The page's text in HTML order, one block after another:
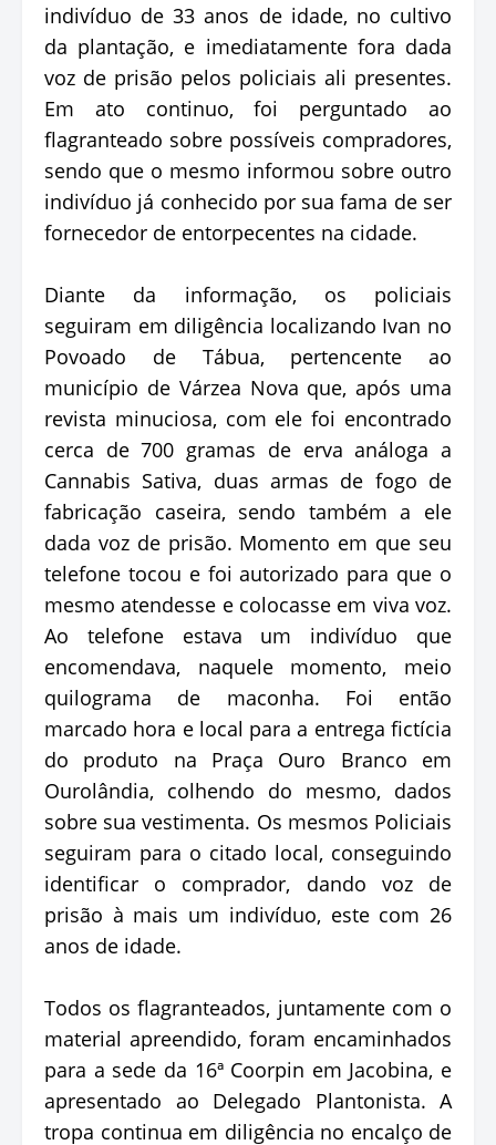
indivíduo de 33 anos de idade, no cultivo
da plantação, e imediatamente fora dada
voz de prisão pelos policiais ali presentes.
Em ato continuo, foi perguntado ao
flagranteado sobre possíveis compradores,
sendo que o mesmo informou sobre outro
indivíduo já conhecido por sua fama de ser
fornecedor de entorpecentes na cidade.
Diante da informação, os policiais
seguiram em diligência localizando Ivan no
Povoado de Tábua, pertencente ao
município de Várzea Nova que, após uma
revista minuciosa, com ele foi encontrado
cerca de 700 gramas de erva análoga a
Cannabis Sativa, duas armas de fogo de
fabricação caseira, sendo também a ele
dada voz de prisão. Momento em que seu
telefone tocou e foi autorizado para que o
mesmo atendesse e colocasse em viva voz.
Ao telefone estava um indivíduo que
encomendava, naquele momento, meio
quilograma de maconha. Foi então
marcado hora e local para a entrega fictícia
do produto na Praça Ouro Branco em
Ourolândia, colhendo do mesmo, dados
sobre sua vestimenta. Os mesmos Policiais
seguiram para o citado local, conseguindo
identificar o comprador, dando voz de
prisão à mais um indivíduo, este com 26
anos de idade.
Todos os flagranteados, juntamente com o
material apreendido, foram encaminhados
para a sede da 16ª Coorpin em Jacobina, e
apresentado ao Delegado Plantonista. A
tropa continua em diligência no encalço de